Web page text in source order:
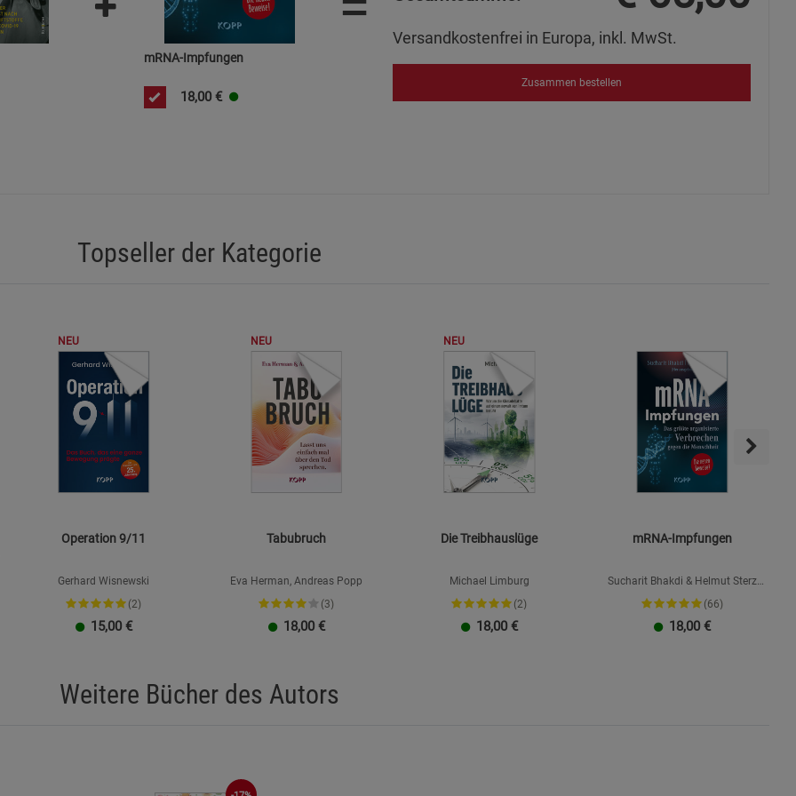
mRNA-Impfungen
18,00 €
Versandkostenfrei in Europa, inkl. MwSt.
Zusammen bestellen
Topseller der Kategorie
NEU
Operation 9/11
Gerhard Wisnewski
(2)
15,00 €
NEU
Tabubruch
Eva Herman, Andreas Popp
(3)
18,00 €
NEU
Die Treibhauslüge
Michael Limburg
(2)
18,00 €
mRNA-Impfungen
Sucharit Bhakdi & Helmut Sterz
(Hrsg.), Hans Christophers, Claus
Köhnlein, Karina Reiß, Jens Wernicke
(66)
18,00 €
Weitere Bücher des Autors
Statistik Cookies (2) Statistik Cookies
Beschreibung Statistik Cookies